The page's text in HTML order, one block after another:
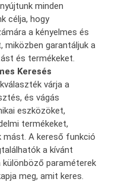
minden
célja, hogy
a kényelmes és
miközben garantáljuk a
és termékeket.
Keresés
várja a
és vágás
eszközöket,
termékeket,
A kereső funkció
a kívánt
paraméterek
meg, amit keres.